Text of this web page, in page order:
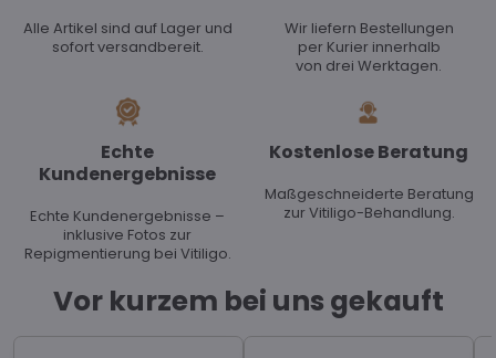
Alle Artikel sind auf Lager und
sofort versandbereit.
Wir liefern Bestellungen
per Kurier innerhalb
von drei Werktagen.
Echte
Kundenergebnisse
Echte Kundenergebnisse –
inklusive Fotos zur
Repigmentierung bei Vitiligo.
Kostenlose Beratung
Maßgeschneiderte Beratung
zur Vitiligo-Behandlung.
Vor kurzem bei uns gekauft